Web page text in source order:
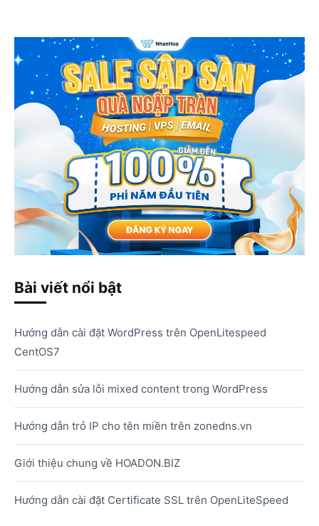
Bài viết nổi bật
Hướng dẫn cài đặt WordPress trên OpenLitespeed
CentOS7
Hướng dẫn sửa lỗi mixed content trong WordPress
Hướng dẫn trỏ IP cho tên miền trên zonedns.vn
Giới thiệu chung về HOADON.BIZ
Hướng dẫn cài đặt Certificate SSL trên OpenLiteSpeed